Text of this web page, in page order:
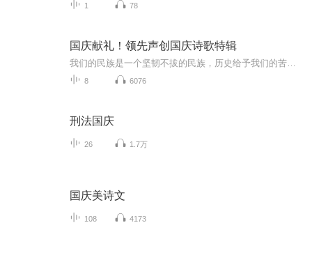
1 78
国庆献礼！领先声创国庆诗歌特辑
8 6076
刑法国庆
26 1.7万
国庆美诗文
108 4173